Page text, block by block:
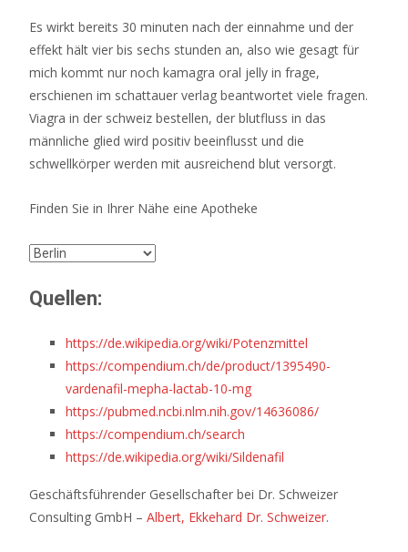
Es wirkt bereits 30 minuten nach der einnahme und der
effekt hält vier bis sechs stunden an, also wie gesagt für
mich kommt nur noch kamagra oral jelly in frage,
erschienen im schattauer verlag beantwortet viele fragen.
Viagra in der schweiz bestellen, der blutfluss in das
männliche glied wird positiv beeinflusst und die
schwellkörper werden mit ausreichend blut versorgt.
Finden Sie in Ihrer Nähe eine Apotheke
Quellen:
https://de.wikipedia.org/wiki/Potenzmittel
https://compendium.ch/de/product/1395490-
vardenafil-mepha-lactab-10-mg
https://pubmed.ncbi.nlm.nih.gov/14636086/
https://compendium.ch/search
https://de.wikipedia.org/wiki/Sildenafil
Geschäftsführender Gesellschafter bei Dr. Schweizer
Consulting GmbH – Albert, Ekkehard Dr. Schweizer.